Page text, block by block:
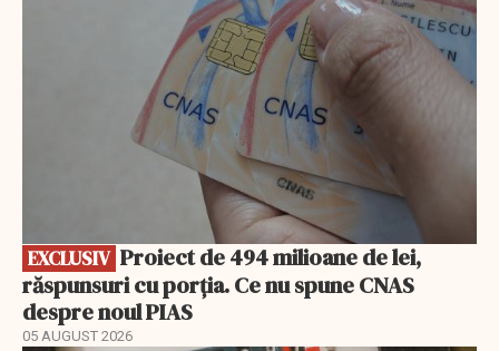
EXCLUSIV
răspunsuri cu porția. Ce nu spune CNAS
despre noul PIAS
05 AUGUST 2026